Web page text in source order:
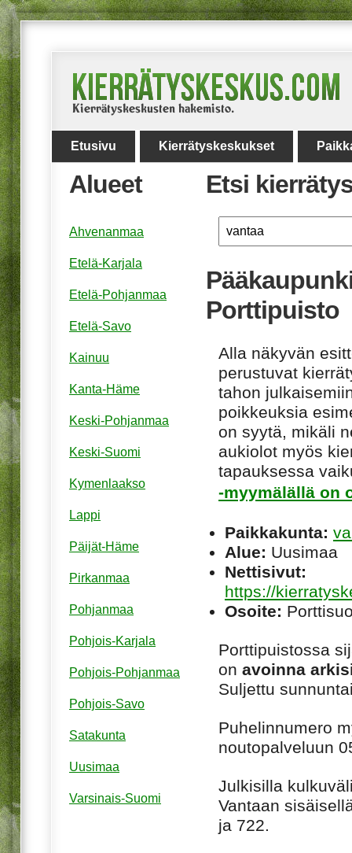
Etusivu Kierrätyskeskukset
Etsi
Porttipuisto
Alla näkyvän
perustuvat
tahon
poikkeuksia
on syytä, mikäli
aukiolot myös
tapauksessa
-myymälällä on
Paikkakunta:
Alue: Uusimaa
Nettisivut:
https://
Osoite:
Porttipuistossa
on avoinna
Suljettu
Puhelinnumero
noutopalveluun
Julkisilla
Vantaan
ja 722.
Alueet
Ahvenanmaa
Etelä-Karjala
Etelä-Pohjanmaa
Etelä-Savo
Kainuu
Kanta-Häme
Keski-Pohjanmaa
Keski-Suomi
Kymenlaakso
Lappi
Päijät-Häme
Pirkanmaa
Pohjanmaa
Pohjois-Karjala
Pohjois-Pohjanmaa
Pohjois-Savo
Satakunta
Uusimaa
Varsinais-Suomi